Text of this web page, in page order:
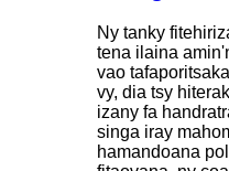
Ny tanky
tena ilaina
vao
vy, dia tsy
izany fa
singa iray
hamandoana